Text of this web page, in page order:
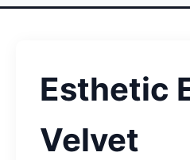
Esthetic
Velvet